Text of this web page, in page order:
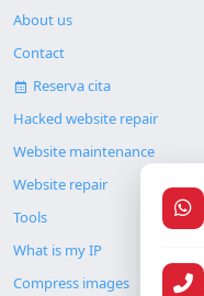
About us
Contact
Reserva cita
Hacked website repair
Website maintenance
Website repair
Tools
What is my IP
Compress images